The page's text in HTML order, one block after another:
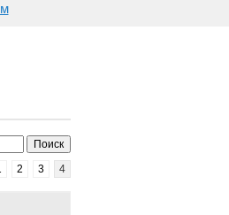
2 3 4